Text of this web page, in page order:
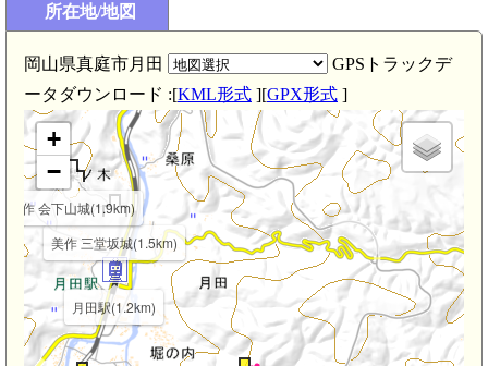
所在地/地図
岡山県真庭市月田
GPSトラックデ
ータダウンロード :[KML形式 ][GPX形式 ]
月田駅(1.2km)
美作 三堂坂城(1.5km)
美作 会下山城(1.9km)
+
−